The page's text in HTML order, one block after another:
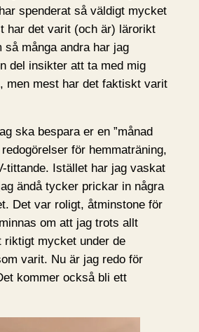
spenderat så väldigt mycket
har det varit (och är) lärorikt
så många andra har jag
del insikter att ta med mig
men mest har det faktiskt varit
ska bespara er en ”månad
för hemmaträning,
tittande. Istället har jag vaskat
ändå tycker prickar in några
Det var roligt, åtminstone för
om att jag trots allt
mycket under de
varit. Nu är jag redo för
kommer också bli ett